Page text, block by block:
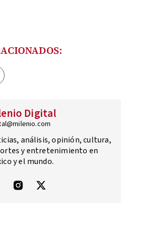
Digital
análisis, opinión, cultura,
y entretenimiento en
y el mundo.